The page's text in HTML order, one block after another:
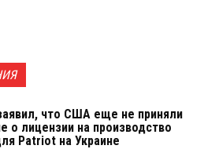
что США еще не приняли
о лицензии на производство
Patriot на Украине